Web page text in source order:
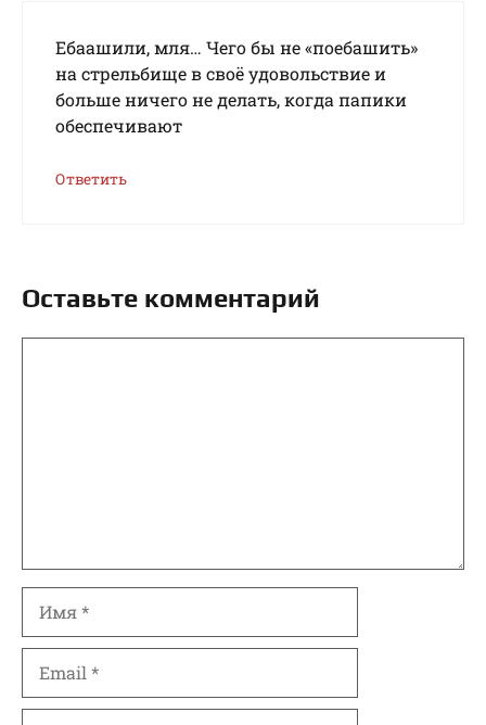
Ебаашили, мля… Чего бы не «поебашить»
на стрельбище в своё удовольствие и
больше ничего не делать, когда папики
обеспечивают
Ответить
Оставьте комментарий